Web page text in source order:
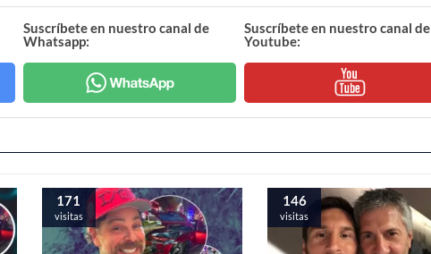
Suscríbete en nuestro canal de
Whatsapp:
Suscríbete en nuestro canal de
Youtube:
171
visitas
146
visitas